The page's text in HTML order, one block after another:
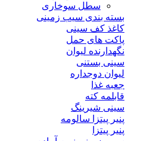
سطل سوخاری
بسته بندی سیب زمینی
کاغذ کف سینی
پاکت های حمل
نگهدارنده لیوان
سینی بستنی
لیوان دوجداره
جعبه غذا
قابلمه کته
سینی شیرینگ
پنیر پیتزا سالومه
پنیر پیتزا